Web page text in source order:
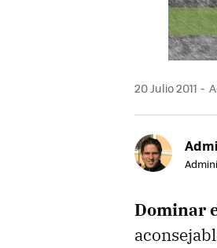
20 Julio 2011
Dominar